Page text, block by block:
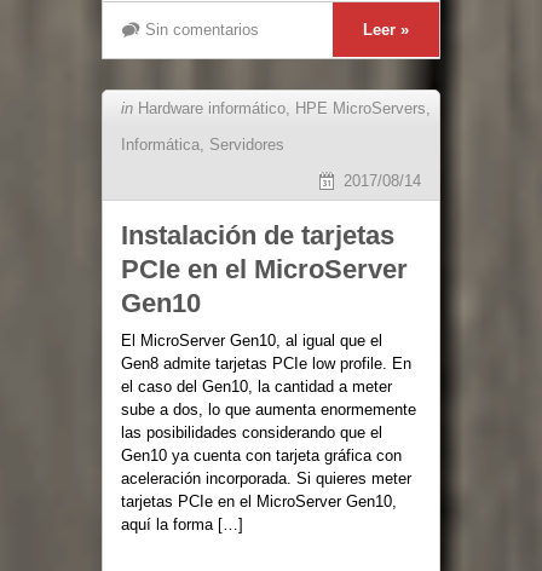
Sin comentarios Leer »
in Hardware informático, HPE MicroServers,
Informática, Servidores
2017/08/14
Instalación de tarjetas
PCIe en el MicroServer
Gen10
El MicroServer Gen10, al igual que el
Gen8 admite tarjetas PCIe low profile. En
el caso del Gen10, la cantidad a meter
sube a dos, lo que aumenta enormemente
las posibilidades considerando que el
Gen10 ya cuenta con tarjeta gráfica con
aceleración incorporada. Si quieres meter
tarjetas PCIe en el MicroServer Gen10,
aquí la forma […]